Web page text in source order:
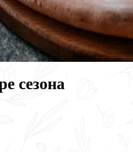
сезона